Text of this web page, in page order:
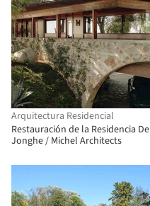
Arquitectura Residencial
Restauración de la Residencia De
Jonghe / Michel Architects